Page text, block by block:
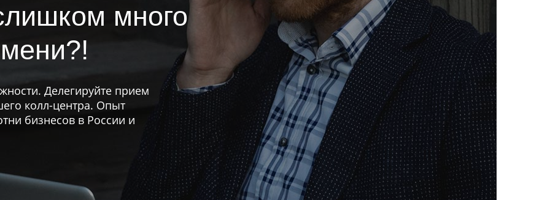
много
Делегируйте прием
колл-центра. Опыт
бизнесов в России и